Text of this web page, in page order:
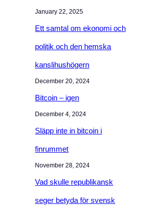
January 22, 2025
Ett samtal om ekonomi och
politik och den hemska
kanslihushögern
December 20, 2024
Bitcoin – igen
December 4, 2024
Släpp inte in bitcoin i
finrummet
November 28, 2024
Vad skulle republikansk
seger betyda för svensk